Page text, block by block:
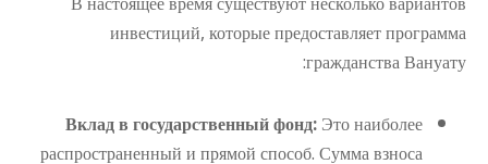
инвестиций, которые предоставляет программа
гражданства Вануату:
Вклад в государственный фонд:Это наиболее
распространенный и прямой способ. Сумма взноса